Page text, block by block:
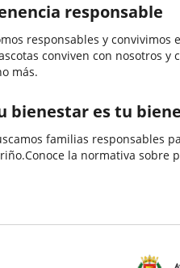
responsable
responsables y convivimos
conviven con nosotros y
más.
bienestar es tu
familias responsables
la normativa sobre